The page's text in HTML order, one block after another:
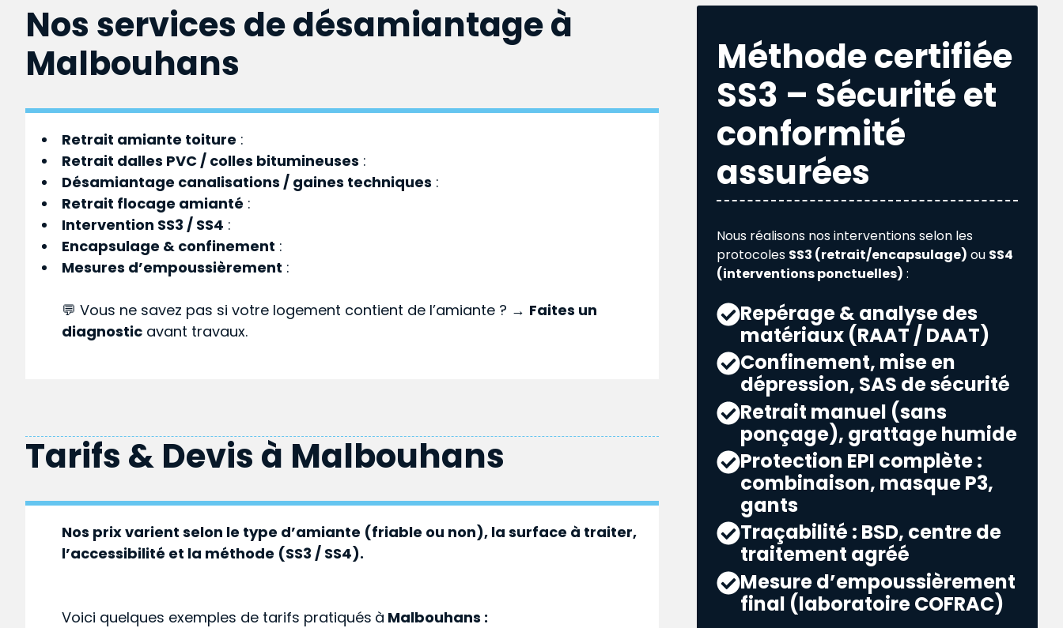
Nos services de désamiantage à
Malbouhans
Retrait amiante toiture :
Retrait dalles PVC / colles bitumineuses :
Désamiantage canalisations / gaines techniques :
Retrait flocage amianté :
Intervention SS3 / SS4 :
Encapsulage & confinement :
Mesures d’empoussièrement :
💬 Vous ne savez pas si votre logement contient de l’amiante ? → Faites un
diagnostic avant travaux.
Tarifs & Devis à Malbouhans
Nos prix varient selon le type d’amiante (friable ou non), la surface à traiter,
l’accessibilité et la méthode (SS3 / SS4).
Voici quelques exemples de tarifs pratiqués à Malbouhans :
Méthode certifiée
SS3 – Sécurité et
conformité
assurées
Nous réalisons nos interventions selon les
protocoles SS3 (retrait/encapsulage) ou SS4
(interventions ponctuelles) :
Repérage & analyse des
matériaux (RAAT / DAAT)
Confinement, mise en
dépression, SAS de sécurité
Retrait manuel (sans
ponçage), grattage humide
Protection EPI complète :
combinaison, masque P3,
gants
Traçabilité : BSD, centre de
traitement agréé
Mesure d’empoussièrement
final (laboratoire COFRAC)